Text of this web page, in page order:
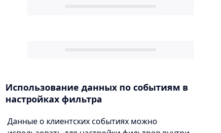
Использование данных по событиям в
настройках фильтра
Данные о клиентских событиях можно